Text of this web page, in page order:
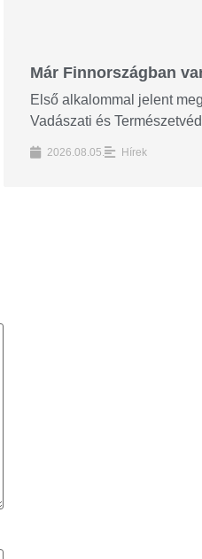
Már Finnországban
Első alkalommal jelent
Vadászati és
2026.08.05. Hírek